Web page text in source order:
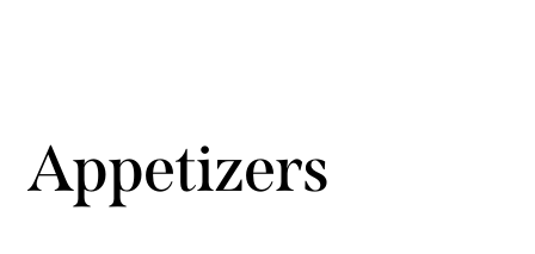
Appetizers